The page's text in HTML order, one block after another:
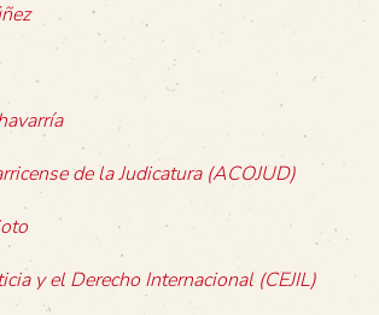
de la Judicatura (ACOJUD)
y el Derecho Internacional (CEJIL)